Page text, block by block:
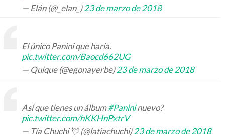
— Elán (@_elan_)23 de marzo de 2018
El único Panini que haría.
pic.twitter.com/Baocd662UG
— Quique (@egonayerbe)23 de marzo de 2018
Así que tienes un álbum#Panininuevo?
pic.twitter.com/hKKHnPxtrV
— Tía Chuchi 💘 (@latiachuchi)23 de marzo de 2018